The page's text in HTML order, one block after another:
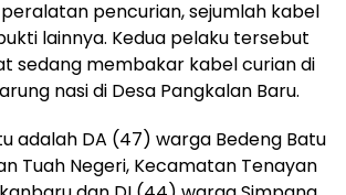
pencurian, sejumlah kabel
lainnya. Kedua pelaku tersebut
sedang membakar kabel curian di
nasi di Desa Pangkalan Baru.
adalah DA (47) warga Bedeng Batu
Tuah Negeri, Kecamatan Tenayan